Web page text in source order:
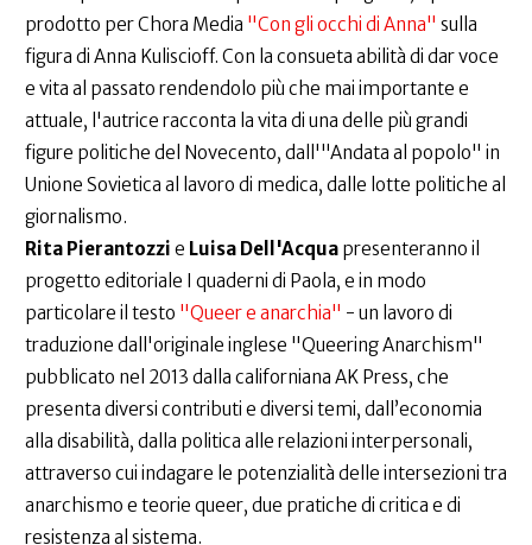
prodotto per Chora Media "Con gli occhi di Anna" sulla
figura di Anna Kuliscioff. Con la consueta abilità di dar voce
e vita al passato rendendolo più che mai importante e
attuale, l'autrice racconta la vita di una delle più grandi
figure politiche del Novecento, dall'"Andata al popolo" in
Unione Sovietica al lavoro di medica, dalle lotte politiche al
giornalismo.
Rita Pierantozzi e Luisa Dell'Acqua presenteranno il
progetto editoriale I quaderni di Paola, e in modo
particolare il testo "Queer e anarchia" - un lavoro di
traduzione dall'originale inglese "Queering Anarchism"
pubblicato nel 2013 dalla californiana AK Press, che
presenta diversi contributi e diversi temi, dall’economia
alla disabilità, dalla politica alle relazioni interpersonali,
attraverso cui indagare le potenzialità delle intersezioni tra
anarchismo e teorie queer, due pratiche di critica e di
resistenza al sistema.